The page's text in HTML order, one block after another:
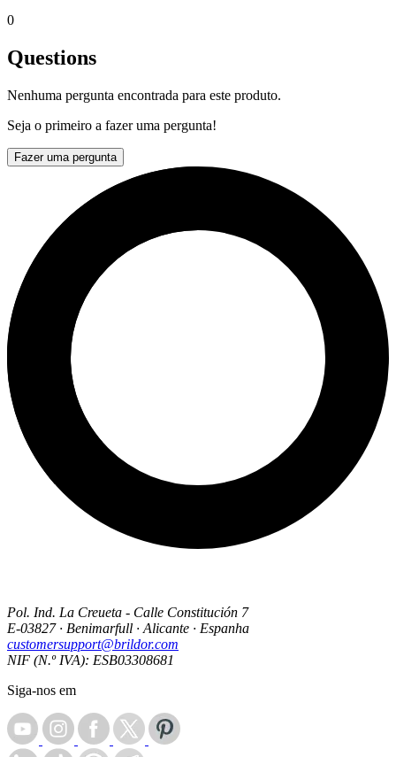
0
Questions
Nenhuma pergunta encontrada para este produto.
Seja o primeiro a fazer uma pergunta!
Fazer uma pergunta
Pol. Ind. La Creueta - Calle Constitución 7
E-03827 · Benimarfull · Alicante · Espanha
customersupport@brildor.com
NIF (N.º IVA): ESB03308681
Siga-nos em